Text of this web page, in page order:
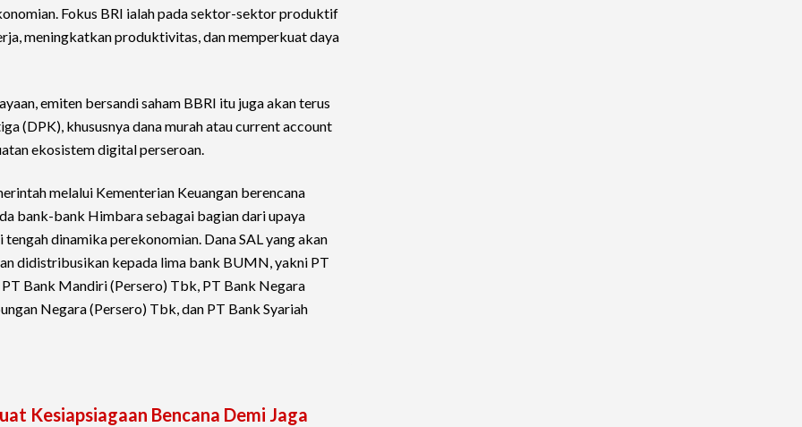
Fokus BRI ialah pada sektor-sektor produktif
meningkatkan produktivitas, dan memperkuat daya
emiten bersandi saham BBRI itu juga akan terus
(DPK), khususnya dana murah atau current account
ekosistem digital perseroan.
melalui Kementerian Keuangan berencana
bank-bank Himbara sebagai bagian dari upaya
dinamika perekonomian. Dana SAL yang akan
didistribusikan kepada lima bank BUMN, yakni PT
Bank Mandiri (Persero) Tbk, PT Bank Negara
Negara (Persero) Tbk, dan PT Bank Syariah
Kesiapsiagaan Bencana Demi Jaga